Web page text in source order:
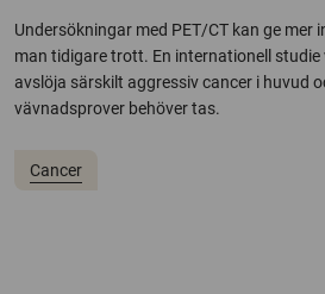
Undersökningar med PET/CT kan ge
man tidigare trott. En internationell
avslöja särskilt aggressiv cancer i huvud
vävnadsprover behöver tas.
Cancer